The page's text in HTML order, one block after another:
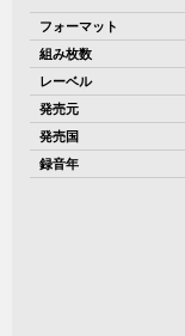
フォーマット
組み枚数
レーベル
発売元
発売国
録音年